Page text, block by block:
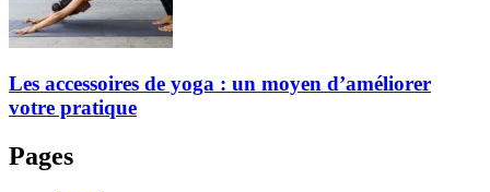
Les accessoires de yoga : un moyen d’améliorer
votre pratique
Pages